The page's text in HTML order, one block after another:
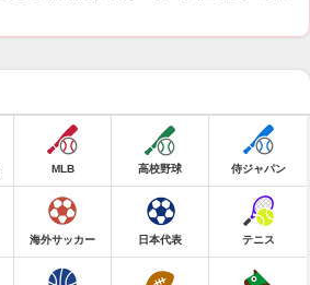
MLB 高校野球 侍ジャパン
海外サッカー 日本代表 テニス